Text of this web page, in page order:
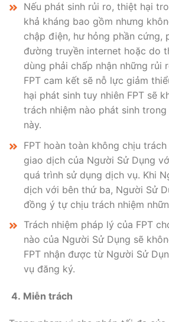
Nếu phát sinh rủi ro, thiệt hại
khả kháng bao gồm nhưng
chập điện, hư hỏng phần cứng,
đường truyền internet hoặc do
dùng phải chấp nhận những rủi
FPT cam kết sẽ nỗ lực giảm
hại phát sinh tuy nhiên FPT sẽ
trách nhiệm nào phát sinh
này.
FPT hoàn toàn không chịu
giao dịch của Người Sử Dụng
quá trình sử dụng dịch vụ. Khi
dịch với bên thứ ba, Người Sử
đồng ý tự chịu trách nhiệm
Trách nhiệm pháp lý của FPT
nào của Người Sử Dụng sẽ
FPT nhận được từ Người Sử
vụ đăng ký.
4. Miễn trách